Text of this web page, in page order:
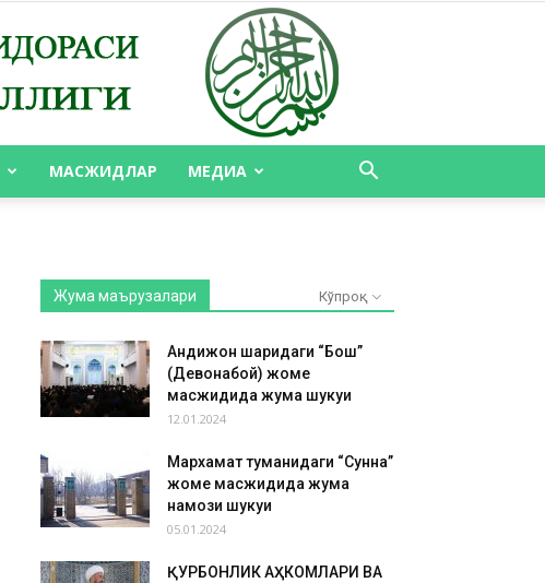
МАСЖИДЛАР МЕДИА
Жума маърузалари Кўпроқ
Андижон шаҳридаги “Бош”
(Девонабой) жоме
масжидида жума шукуҳи
12.01.2024
Мархамат туманидаги “Сунна”
жоме масжидида жума
намози шукуҳи
05.01.2024
ҚУРБОНЛИК АҲКОМЛАРИ ВА